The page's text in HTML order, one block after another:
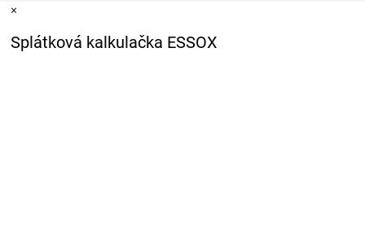
×
Splátková kalkulačka ESSOX